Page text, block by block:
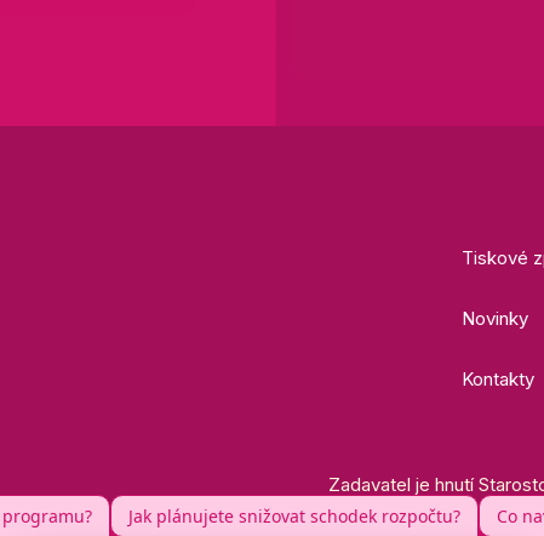
Tiskové
Novinky
Kontakty
Zadavatel je hnutí